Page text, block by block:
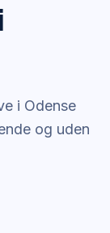
i Odense
og uden